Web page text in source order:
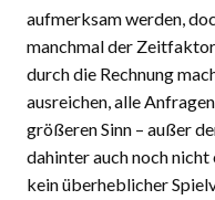
aufmerksam werden,
manchmal der
durch die Rechnung
ausreichen, alle
größeren Sinn – außer
dahinter auch noch
kein überheblicher